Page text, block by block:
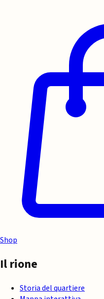
Shop
Il rione
Storia del quartiere